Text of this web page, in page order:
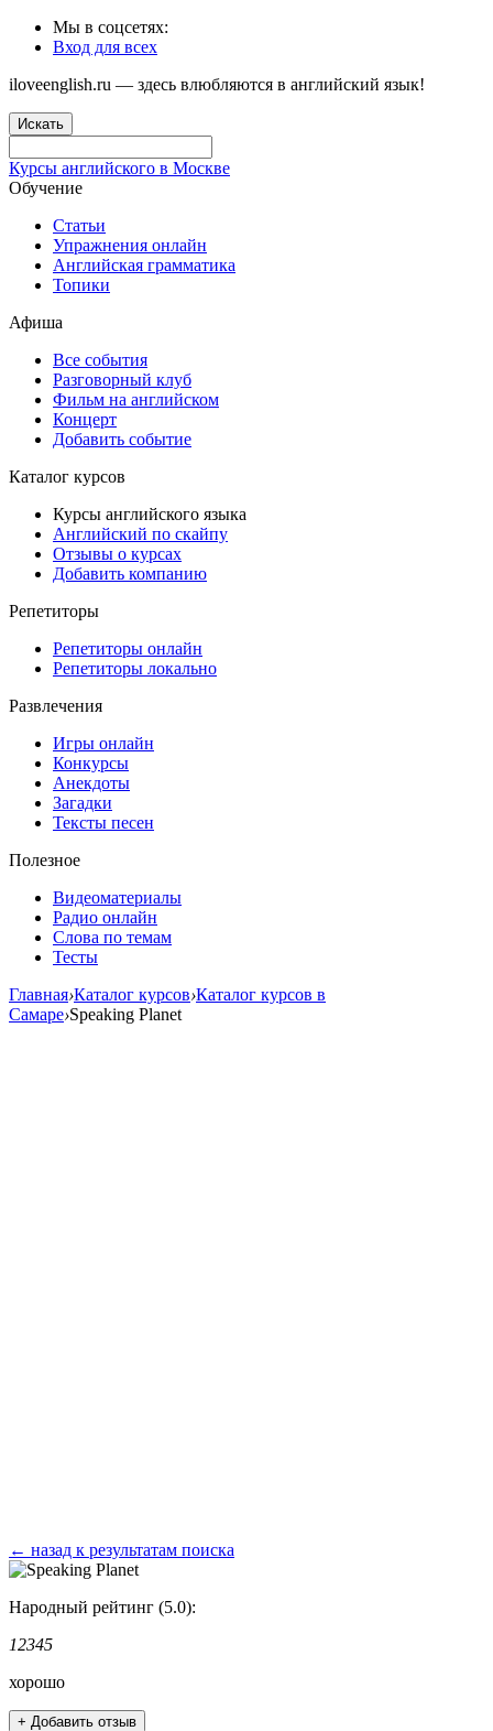
Мы в соцсетях:
Вход для всех
iloveenglish.ru — здесь влюбляются в английский язык!
Искать
Курсы английского в Москве
Обучение
Статьи
Упражнения онлайн
Английская грамматика
Топики
Афиша
Все события
Разговорный клуб
Фильм на английском
Концерт
Добавить событие
Каталог курсов
Курсы английского языка
Английский по скайпу
Отзывы о курсах
Добавить компанию
Репетиторы
Репетиторы онлайн
Репетиторы локально
Развлечения
Игры онлайн
Конкурсы
Анекдоты
Загадки
Тексты песен
Полезное
Видеоматериалы
Радио онлайн
Слова по темам
Тесты
Главная›Каталог курсов›Каталог курсов в
Самаре›Speaking Planet
← назад к результатам поиска
Народный рейтинг (5.0):
12345
хорошо
+ Добавить отзыв